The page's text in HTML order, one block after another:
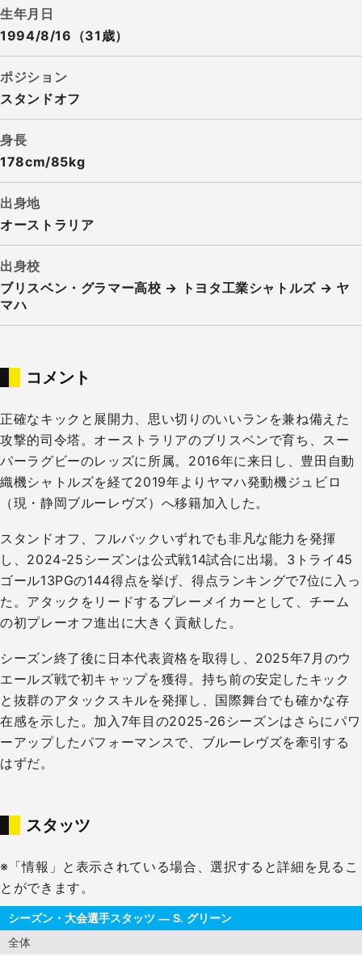
生年月日
1994/8/16（31歳）
ポジション
スタンドオフ
身長
178cm/85kg
出身地
オーストラリア
出身校
ブリスベン・グラマー高校 → トヨタ工業シャトルズ → ヤ
マハ
コメント
正確なキックと展開力、思い切りのいいランを兼ね備えた
攻撃的司令塔。オーストラリアのブリスベンで育ち、スー
パーラグビーのレッズに所属。2016年に来日し、豊田自動
織機シャトルズを経て2019年よりヤマハ発動機ジュビロ
（現・静岡ブルーレヴズ）へ移籍加入した。
スタンドオフ、フルバックいずれでも非凡な能力を発揮
し、2024-25シーズンは公式戦14試合に出場。3トライ45
ゴール13PGの144得点を挙げ、得点ランキングで7位に入っ
た。アタックをリードするプレーメイカーとして、チーム
の初プレーオフ進出に大きく貢献した。
シーズン終了後に日本代表資格を取得し、2025年7月のウ
エールズ戦で初キャップを獲得。持ち前の安定したキック
と抜群のアタックスキルを発揮し、国際舞台でも確かな存
在感を示した。加入7年目の2025-26シーズンはさらにパワ
ーアップしたパフォーマンスで、ブルーレヴズを牽引する
はずだ。
スタッツ
※「情報」と表示されている場合、選択すると詳細を見るこ
とができます。
シーズン・大会選手スタッツ — S. グリーン
全体